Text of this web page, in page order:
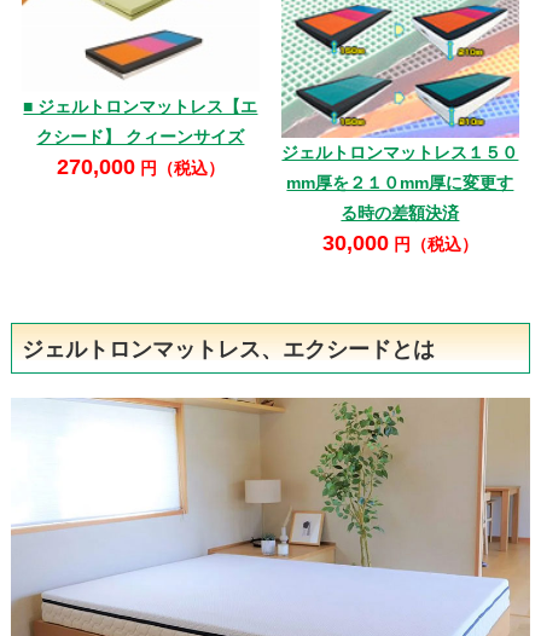
■ ジェルトロンマットレス【エ
クシード】 クィーンサイズ
270,000円（税込）
ジェルトロンマットレス１５０
mm厚を２１０mm厚に変更す
る時の差額決済
30,000円（税込）
ジェルトロンマットレス、エクシードとは